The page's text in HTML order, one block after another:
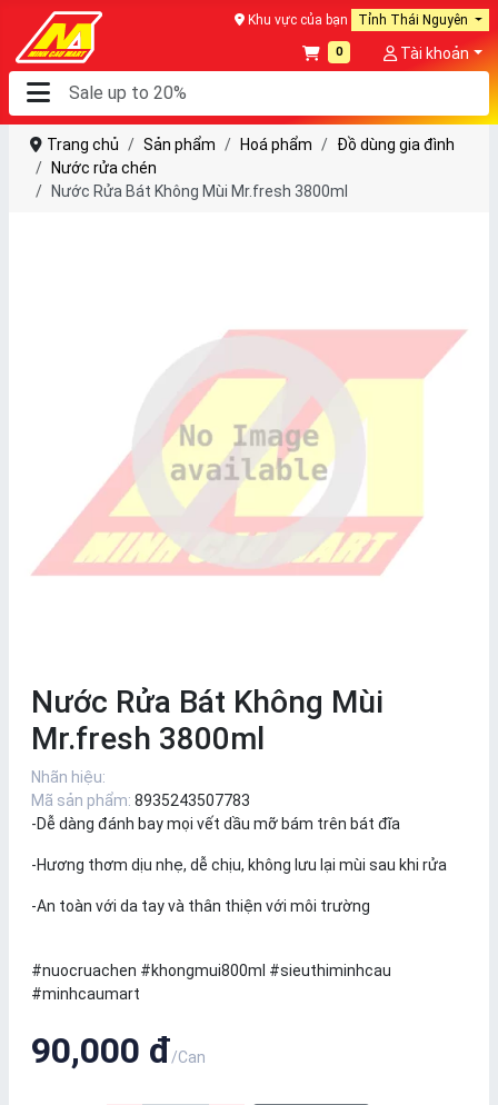
Khu vực của bạn Tỉnh Thái Nguyên
0 Tài khoản
Trang chủ Sản phẩm Hoá phẩm
Đồ dùng gia đình
Nước rửa chén
Nước Rửa Bát Không Mùi Mr.fresh 3800ml
Nước Rửa Bát Không Mùi
Mr.fresh 3800ml
Nhãn hiệu:
Mã sản phẩm: 8935243507783
-Dễ dàng đánh bay mọi vết dầu mỡ bám trên bát đĩa
-Hương thơm dịu nhẹ, dễ chịu, không lưu lại mùi sau khi rửa
-An toàn với da tay và thân thiện với môi trường
#nuocruachen #khongmui800ml #sieuthiminhcau
#minhcaumart
90,000 đ/Can